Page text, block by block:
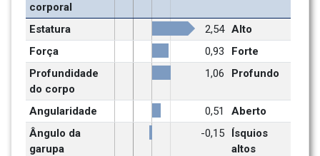
corporal
Estatura 2,54 Alto
Força
0,93
Forte
Profundidade
do corpo
1,06 Profundo
Angularidade 0,51
Aberto
Ângulo da
garupa
-0,15
Ísquios
altos